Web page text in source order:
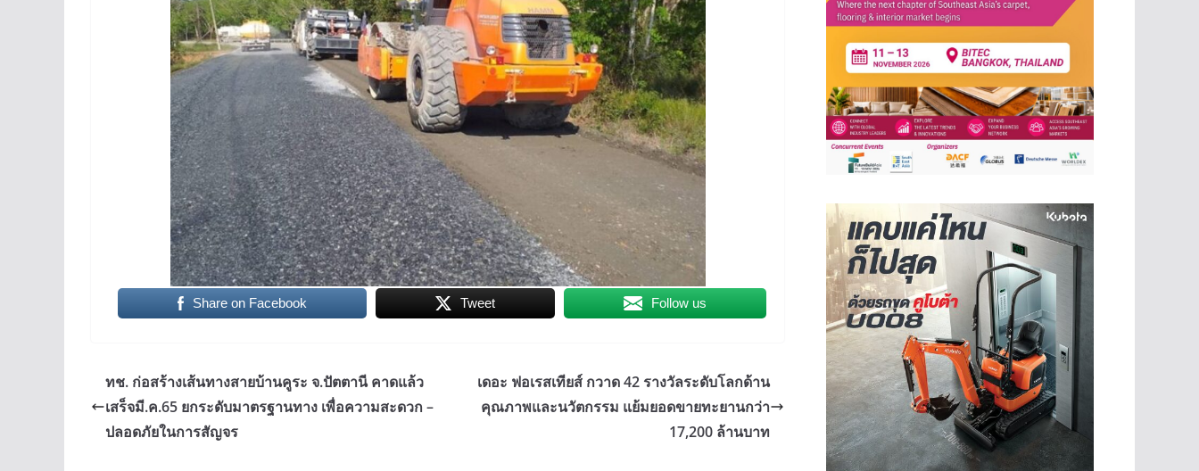
Share on Facebook Tweet Follow us
ทช. ก่อสร้างเส้นทางสายบ้านคูระ จ.ปัตตานี คาดแล้ว
เสร็จมี.ค.65 ยกระดับมาตรฐานทาง เพื่อความสะดวก –
ปลอดภัยในการสัญจร
เดอะ ฟอเรสเทียส์ กวาด 42 รางวัลระดับโลกด้าน
คุณภาพและนวัตกรรม แย้มยอดขายทะยานกว่า
17,200 ล้านบาท